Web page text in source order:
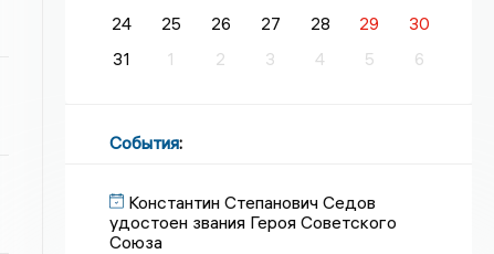
24
25 26 27 28 29
30
31
1 2 3 4 5 6
События:
Константин Степанович Седов
удостоен звания Героя Советского
Союза